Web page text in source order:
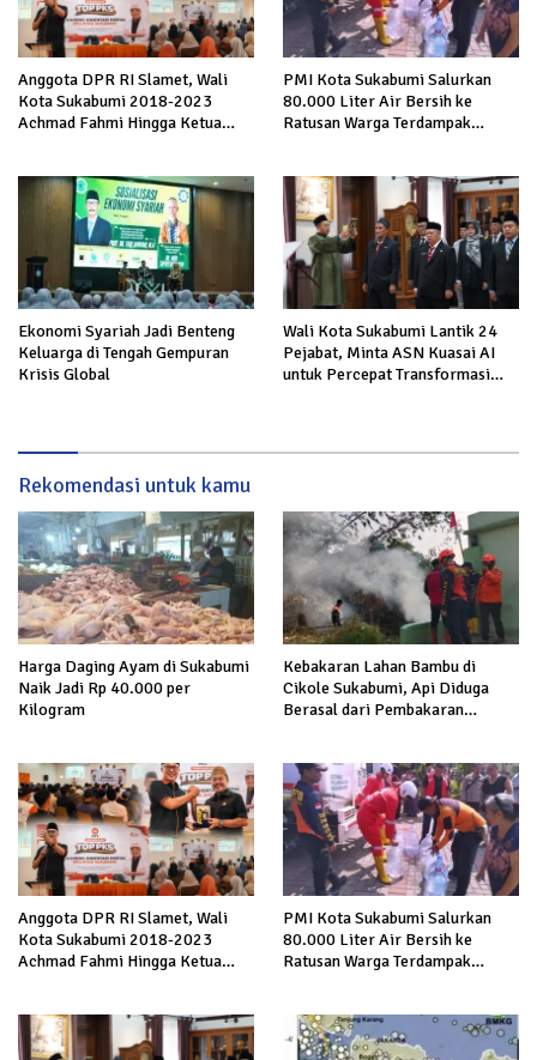
Anggota DPR RI Slamet, Wali
Kota Sukabumi 2018-2023
Achmad Fahmi Hingga Ketua
Sukabumi
PMI Kota Sukabumi Salurkan
80.000 Liter Air Bersih ke
Ratusan Warga Terdampak
Ekonomi Syariah Jadi Benteng
Keluarga di Tengah Gempuran
Krisis Global
Wali Kota Sukabumi Lantik 24
Pejabat, Minta ASN Kuasai AI
untuk Percepat Transformasi
Rekomendasi untuk kamu
Harga Daging Ayam di Sukabumi
Naik Jadi Rp 40.000 per
Kilogram
Kebakaran Lahan Bambu di
Cikole Sukabumi, Api Diduga
Berasal dari Pembakaran
Anggota DPR RI Slamet, Wali
Kota Sukabumi 2018-2023
Achmad Fahmi Hingga Ketua
Sukabumi
PMI Kota Sukabumi Salurkan
80.000 Liter Air Bersih ke
Ratusan Warga Terdampak